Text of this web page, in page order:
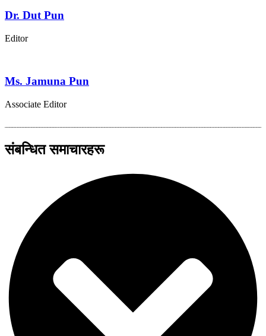
Dr. Dut Pun
Editor
Ms. Jamuna Pun
Associate Editor
संबन्धित समाचारहरू